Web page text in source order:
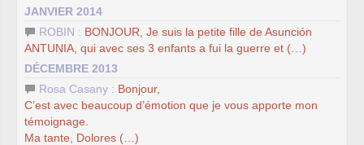
JANVIER 2014
ROBIN : BONJOUR, Je suis la petite fille de Asunción
ANTUNIA, qui avec ses 3 enfants a fui la guerre et (…)
DÉCEMBRE 2013
Rosa Casany : Bonjour,
C’est avec beaucoup d’émotion que je vous apporte mon
témoignage.
Ma tante, Dolores (…)